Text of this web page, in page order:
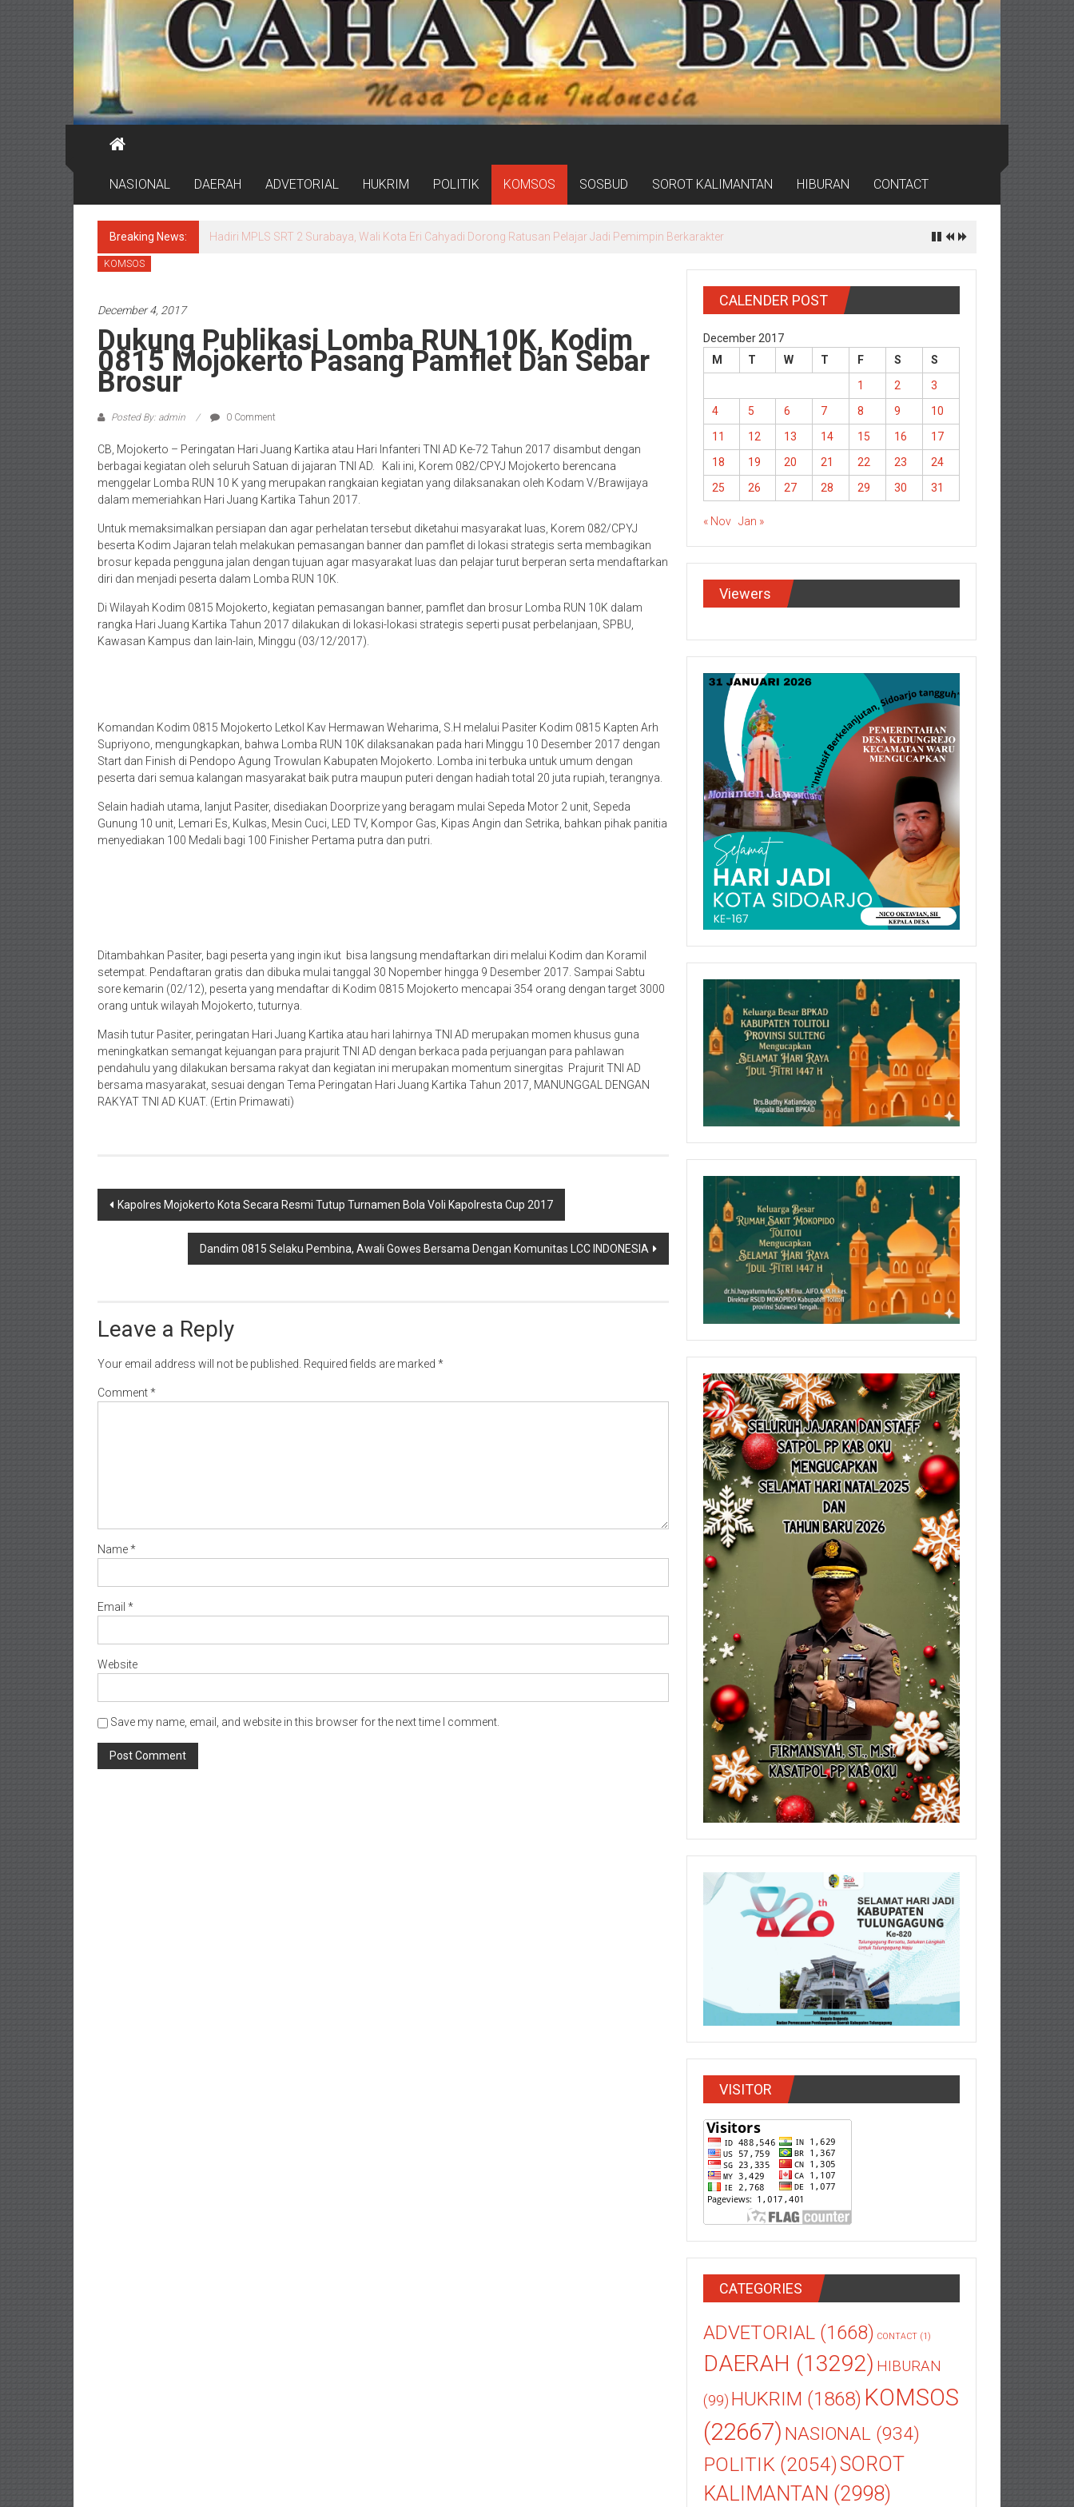
NASIONAL DAERAH ADVETORIAL HUKRIM POLITIK KOMSOS SOSBUD SOROT KALIMANTAN HIBURAN CONTACT
Breaking News: Hadiri MPLS SRT 2 Surabaya, Wali Kota Eri Cahyadi Dorong Ratusan Pelajar Jadi Pemimpin Berkarakter
KOMSOS
December 4, 2017
Dukung Publikasi Lomba RUN 10K, Kodim
0815 Mojokerto Pasang Pamflet Dan Sebar
Brosur
Posted By: admin 0 Comment
CB, Mojokerto – Peringatan Hari Juang Kartika atau Hari Infanteri TNI AD Ke-72 Tahun 2017 disambut dengan
berbagai kegiatan oleh seluruh Satuan di jajaran TNI AD. Kali ini, Korem 082/CPYJ Mojokerto berencana
menggelar Lomba RUN 10 K yang merupakan rangkaian kegiatan yang dilaksanakan oleh Kodam V/Brawijaya
dalam memeriahkan Hari Juang Kartika Tahun 2017.
Untuk memaksimalkan persiapan dan agar perhelatan tersebut diketahui masyarakat luas, Korem 082/CPYJ
beserta Kodim Jajaran telah melakukan pemasangan banner dan pamflet di lokasi strategis serta membagikan
brosur kepada pengguna jalan dengan tujuan agar masyarakat luas dan pelajar turut berperan serta mendaftarkan
diri dan menjadi peserta dalam Lomba RUN 10K.
Di Wilayah Kodim 0815 Mojokerto, kegiatan pemasangan banner, pamflet dan brosur Lomba RUN 10K dalam
rangka Hari Juang Kartika Tahun 2017 dilakukan di lokasi-lokasi strategis seperti pusat perbelanjaan, SPBU,
Kawasan Kampus dan lain-lain, Minggu (03/12/2017).
Komandan Kodim 0815 Mojokerto Letkol Kav Hermawan Weharima, S.H melalui Pasiter Kodim 0815 Kapten Arh
Supriyono, mengungkapkan, bahwa Lomba RUN 10K dilaksanakan pada hari Minggu 10 Desember 2017 dengan
Start dan Finish di Pendopo Agung Trowulan Kabupaten Mojokerto. Lomba ini terbuka untuk umum dengan
peserta dari semua kalangan masyarakat baik putra maupun puteri dengan hadiah total 20 juta rupiah, terangnya.
Selain hadiah utama, lanjut Pasiter, disediakan Doorprize yang beragam mulai Sepeda Motor 2 unit, Sepeda
Gunung 10 unit, Lemari Es, Kulkas, Mesin Cuci, LED TV, Kompor Gas, Kipas Angin dan Setrika, bahkan pihak panitia
menyediakan 100 Medali bagi 100 Finisher Pertama putra dan putri.
Ditambahkan Pasiter, bagi peserta yang ingin ikut bisa langsung mendaftarkan diri melalui Kodim dan Koramil
setempat. Pendaftaran gratis dan dibuka mulai tanggal 30 Nopember hingga 9 Desember 2017. Sampai Sabtu
sore kemarin (02/12), peserta yang mendaftar di Kodim 0815 Mojokerto mencapai 354 orang dengan target 3000
orang untuk wilayah Mojokerto, tuturnya.
Masih tutur Pasiter, peringatan Hari Juang Kartika atau hari lahirnya TNI AD merupakan momen khusus guna
meningkatkan semangat kejuangan para prajurit TNI AD dengan berkaca pada perjuangan para pahlawan
pendahulu yang dilakukan bersama rakyat dan kegiatan ini merupakan momentum sinergitas Prajurit TNI AD
bersama masyarakat, sesuai dengan Tema Peringatan Hari Juang Kartika Tahun 2017, MANUNGGAL DENGAN
RAKYAT TNI AD KUAT. (Ertin Primawati)
Post
navigation
Kapolres Mojokerto Kota Secara Resmi Tutup Turnamen Bola Voli Kapolresta Cup 2017
Dandim 0815 Selaku Pembina, Awali Gowes Bersama Dengan Komunitas LCC INDONESIA
Leave a Reply
Your email address will not be published. Required fields are marked *
Comment*
Name*
Email *
Website
Save my name, email, and website in this browser for the next time I comment.
CALENDER POST
December 2017
M
T W T F S
S
1
2
3
4
5 6 7 8 9
10
11
12 13 14 15 16
17
18
19 20 21 22 23
24
25
26 27 28 29 30 31
« Nov Jan »
Viewers
VISITOR
CATEGORIES
ADVETORIAL (1668) CONTACT (1)
DAERAH (13292) HIBURAN
(99) HUKRIM (1868) KOMSOS
(22667) NASIONAL (934)
POLITIK (2054)SOROT
KALIMANTAN (2998)